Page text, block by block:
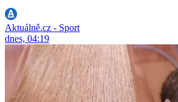
Aktuálně.cz - Sport
dnes, 04:19